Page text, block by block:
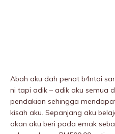
Abah aku dah penat b4ntai
ni tapi adik – adik aku semua
pendakian sehingga
kisah aku. Sepanjang aku
akan aku beri pada emak